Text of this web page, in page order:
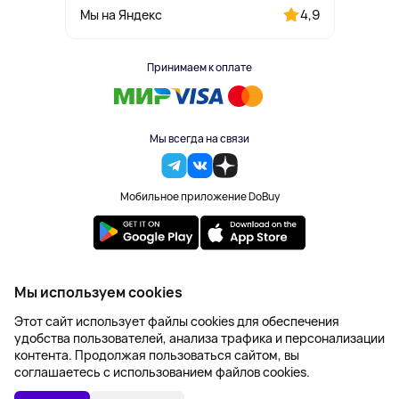
Мы на Яндекс 4,9
Принимаем к оплате
Мы всегда на связи
Мобильное приложение DoBuy
2023-2026 © DoBuy. Все права защищены
Правила обработки персональных данных
Пользовательское соглашение
Оферта
Создание сайта – NetLab
Мы используем cookies
Этот сайт использует файлы cookies для обеспечения
удобства пользователей, анализа трафика и персонализации
контента. Продолжая пользоваться сайтом, вы
соглашаетесь с использованием файлов cookies.